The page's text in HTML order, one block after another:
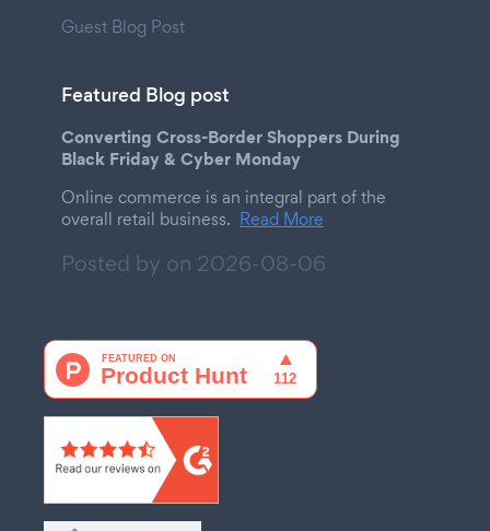
Guest Blog Post
Featured Blog post
Converting Cross-Border Shoppers During
Black Friday & Cyber Monday
Online commerce is an integral part of the
overall retail business. Read More
Posted by on 2026-08-06